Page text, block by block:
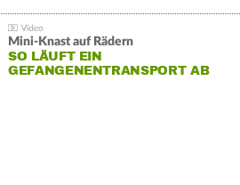
Mini-Knast auf Rädern
SO LÄUFT EIN
GEFANGENENTRANSPORT AB